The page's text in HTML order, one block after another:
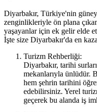
Diyarbakır, Türkiye'nin
zenginlikleriyle ön plana
yaşayanlar için ek gelir elde
İşte size Diyarbakır'da en
Turizm Rehberliği:
Diyarbakır, tarihi
mekanlarıyla ünlüdür.
hem şehrin tarihini
edebilirsiniz. Yerel
geçerek bu alanda iş